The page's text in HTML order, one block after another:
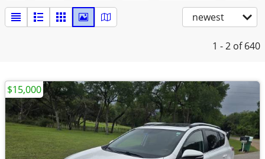
newest
1 - 2 of 640
$15,000